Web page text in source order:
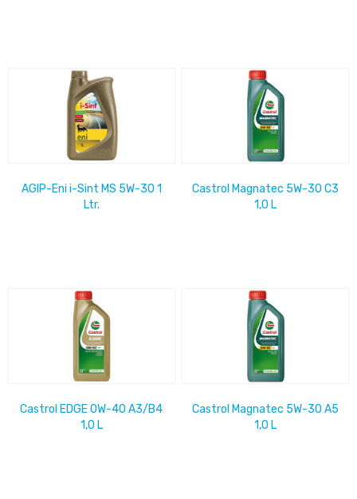
AGIP-Eni i-Sint MS 5W-30 1
Ltr.
Castrol Magnatec 5W-30 C3
1,0 L
Castrol EDGE 0W-40 A3/B4
1,0 L
Castrol Magnatec 5W-30 A5
1,0 L